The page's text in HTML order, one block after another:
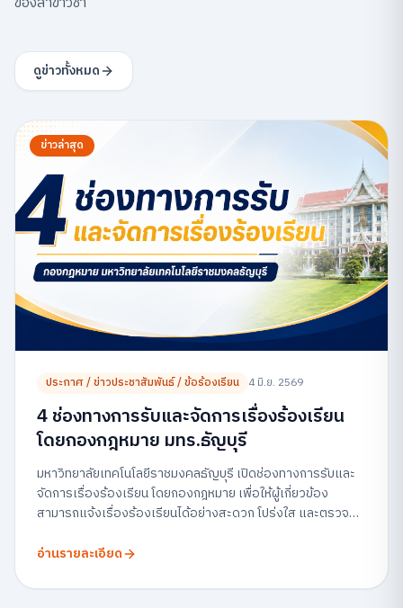
ดูข่าวทั้งหมด
ข่าวล่าสุด
ประกาศ / ข่าวประชาสัมพันธ์ / ข้อร้องเรียน 4 มิ.ย. 2569
4 ช่องทางการรับและจัดการเรื่องร้องเรียน
โดยกองกฎหมาย มทร.ธัญบุรี
มหาวิทยาลัยเทคโนโลยีราชมงคลธัญบุรี เปิดช่องทางการรับและ
จัดการเรื่องร้องเรียน โดยกองกฎหมาย เพื่อให้ผู้เกี่ยวข้อง
สามารถแจ้งเรื่องร้องเรียนได้อย่างสะดวก โปร่งใส และตรวจ
อ่านรายละเอียด